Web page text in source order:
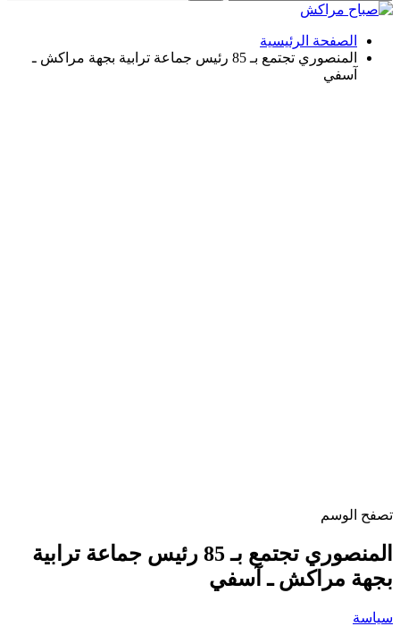
الصفحة الرئيسية
المنصوري تجتمع بـ 85 رئيس جماعة ترابية بجهة مراكش ـ
آسفي
تصفح الوسم
المنصوري تجتمع بـ 85 رئيس جماعة ترابية
بجهة مراكش ـ آسفي
سياسة